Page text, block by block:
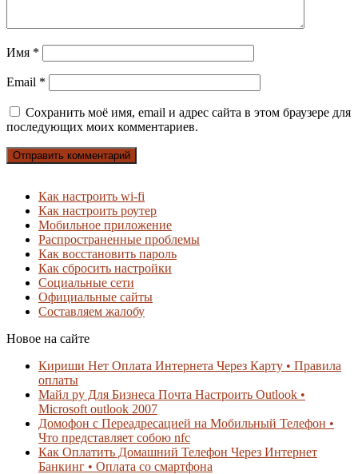
Имя *
Email *
Сохранить моё имя, email и адрес сайта в этом браузере для
последующих моих комментариев.
Как настроить wi-fi
Как настроить роутер
Мобильное приложение
Распространенные проблемы
Как восстановить пароль
Как сбросить настройки
Социальные сети
Официальные сайты
Составляем жалобу
Новое на сайте
Кириши Нет Оплата Интернета Через Карту • Правила
оплаты
Майл ру Для Бизнеса Почта Настроить Outlook •
Microsoft outlook 2007
Домофон с Переадресацией на Мобильный Телефон •
Что представляет собою nfc
Как Оплатить Домашний Телефон Через Интернет
Банкинг • Оплата со смартфона